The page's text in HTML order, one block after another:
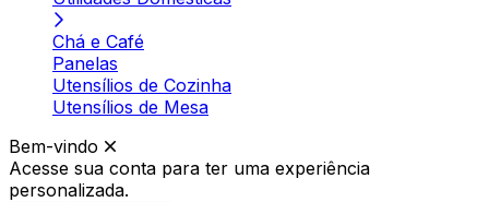
Chá e Café
Panelas
Utensílios de Cozinha
Utensílios de Mesa
Bem-vindo
Acesse sua conta para ter uma experiência
personalizada.